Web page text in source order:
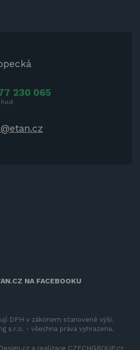
ZAHRADNÍ
NA FACEBOOKU
230 065
hod
DPH v zákonem stanovené výši.
s.r.o. - všechna práva vyhrazena.
a realizace CZECHGROUP.cz